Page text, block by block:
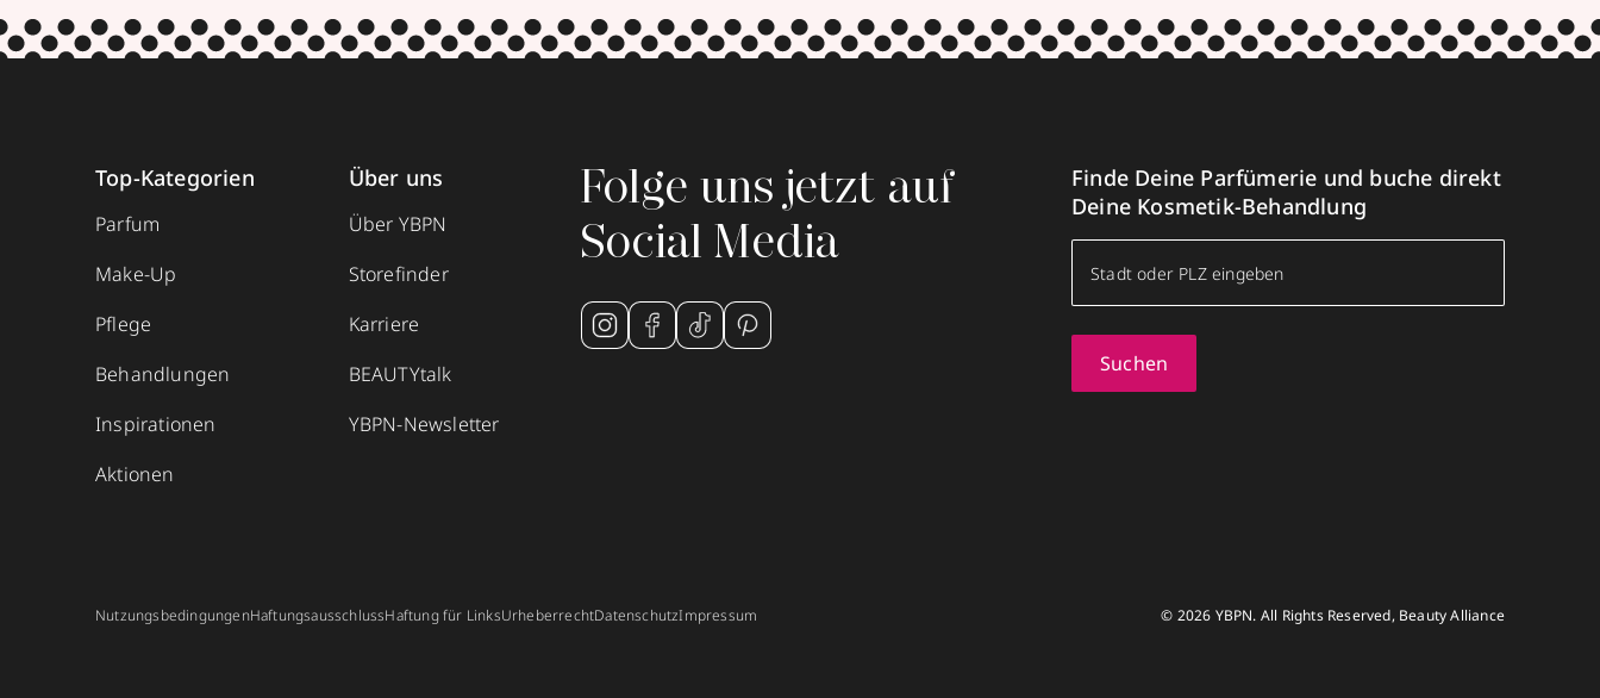
Top-Kategorien
Parfum
Make-Up
Pflege
Behandlungen
Inspirationen
Aktionen
Über uns
Über YBPN
Storefinder
Karriere
BEAUTYtalk
YBPN-Newsletter
Folge uns jetzt auf
Social Media
Finde Deine Parfümerie und buche direkt
Deine Kosmetik-Behandlung
Suchen
NutzungsbedingungenHaftungsausschlussHaftung für LinksUrheberrechtDatenschutzImpressum © 2026 YBPN. All Rights Reserved, Beauty Alliance